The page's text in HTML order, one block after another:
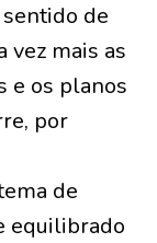
de
vez mais as
e os planos
por
de
equilibrado